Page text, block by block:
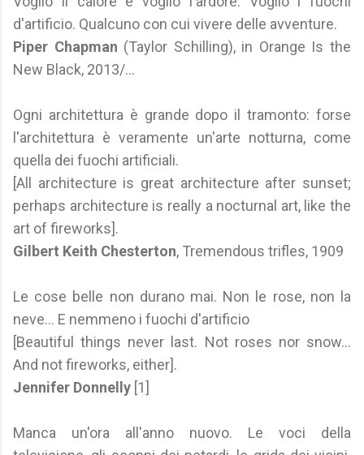
d'artificio. Qualcuno con cui vivere delle avventure.
Piper Chapman (Taylor Schilling), in Orange Is the
New Black, 2013/...
Ogni architettura è grande dopo il tramonto: forse
l'architettura è veramente un'arte notturna, come
quella dei fuochi artificiali.
[All architecture is great architecture after sunset;
perhaps architecture is really a nocturnal art, like the
art of fireworks].
Gilbert Keith Chesterton, Tremendous trifles, 1909
Le cose belle non durano mai. Non le rose, non la
neve... E nemmeno i fuochi d'artificio
[Beautiful things never last. Not roses nor snow…
And not fireworks, either].
Jennifer Donnelly [1]
Manca un'ora all'anno nuovo. Le voci della